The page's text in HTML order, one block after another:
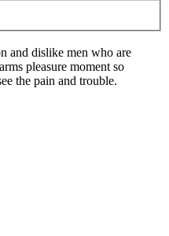
and dislike men who are
pleasure moment so
the pain and trouble.